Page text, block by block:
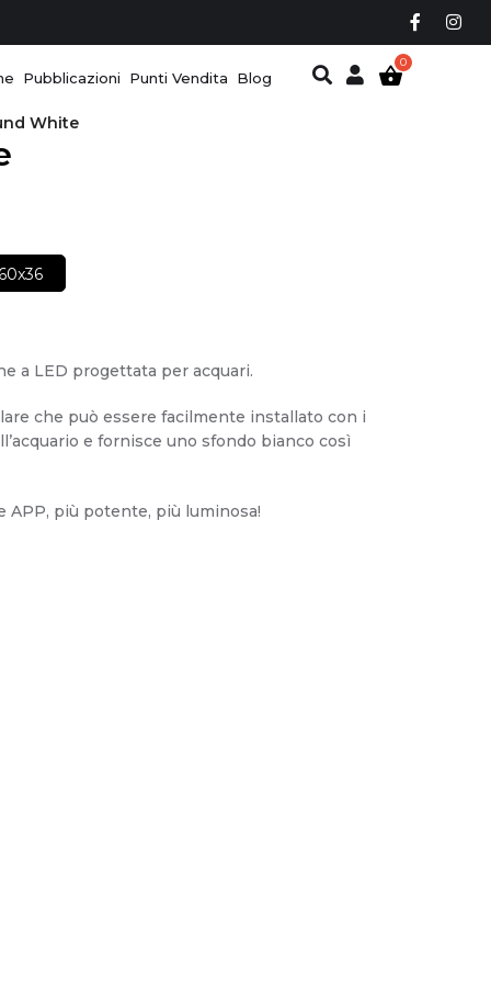
Pubblicazioni Punti Vendita Blog
White
a LED progettata per acquari.
che può essere facilmente installato con i
e fornisce uno sfondo bianco così
APP, più potente, più luminosa!